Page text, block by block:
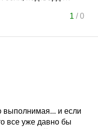
1 /0
выполнимая... и если
все уже давно бы